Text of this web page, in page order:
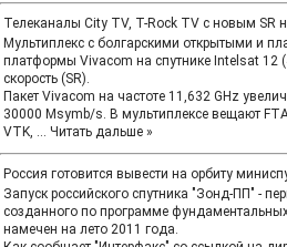
Телеканалы City TV, T-Rock TV с новым SR
Мультиплекс с болгарскими открытыми и
платформы Vivacom на спутнике Intelsat 12
скорость (SR).
Пакет Vivacom на частоте 11,632 GHz
30000 Msymb/s. В мультиплексе вещают
VTK, ... Читать дальше »
Россия готовится вывести на орбиту
Запуск российского спутника "Зонд-ПП" -
созданного по программе
намечен на лето 2011 года.